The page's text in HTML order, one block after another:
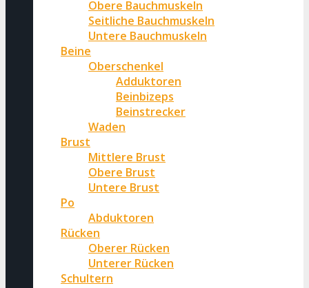
Obere Bauchmuskeln
Seitliche Bauchmuskeln
Untere Bauchmuskeln
Beine
Oberschenkel
Adduktoren
Beinbizeps
Beinstrecker
Waden
Brust
Mittlere Brust
Obere Brust
Untere Brust
Po
Abduktoren
Rücken
Oberer Rücken
Unterer Rücken
Schultern